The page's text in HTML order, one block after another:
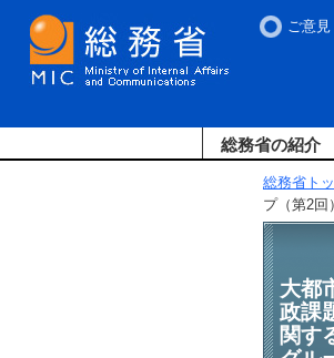
ご意
総務省の紹介
総務省ト
プ（第2回）
大都
政課
関す